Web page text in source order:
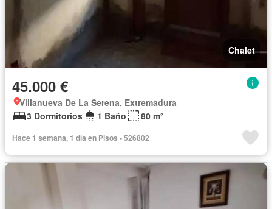
Chalet
45.000 €
Villanueva De La Serena, Extremadura
3 Dormitorios
1 Baño 80 m²
Hace 1 semana, 1 día en Pisos - 526802